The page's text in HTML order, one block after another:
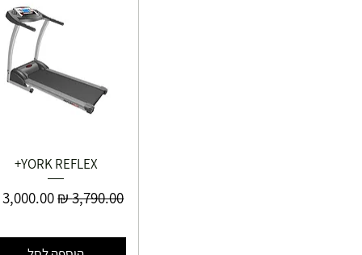
YORK REFLEX+
מחיר רגיל‏3,790.00 ‏₪ מחיר